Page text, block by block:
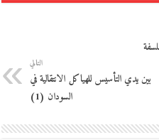
التالي
بين يدي التأسيس للهياكل الانتقالية في
السودان (1)